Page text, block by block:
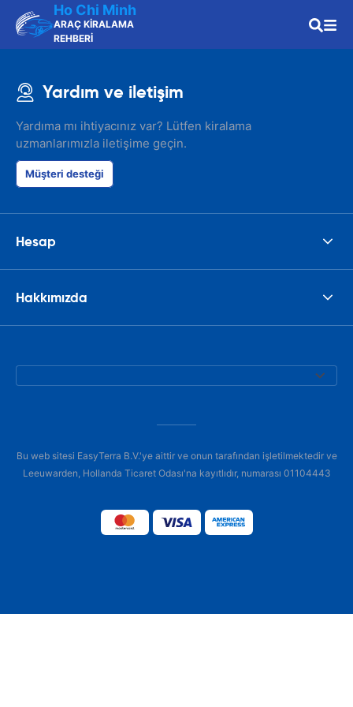
Ho Chi Minh
ARAÇ KİRALAMA
REHBERİ
Yardım ve iletişim
Yardıma mı ihtiyacınız var? Lütfen kiralama
uzmanlarımızla iletişime geçin.
Müşteri desteği
Hesap
Hakkımızda
Bu web sitesi EasyTerra B.V.'ye aittir ve onun tarafından işletilmektedir ve
Leeuwarden, Hollanda Ticaret Odası'na kayıtlıdır, numarası 01104443